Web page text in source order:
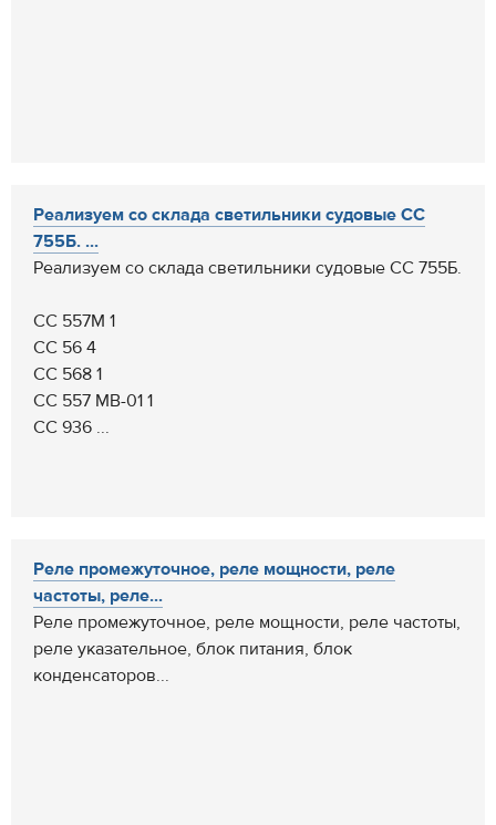
Реализуем со склада светильники судовые CC
755Б. ...
Реализуем со склада светильники судовые CC 755Б.
СС 557М 1
СС 56 4
СС 568 1
СС 557 МВ-01 1
СС 936 ...
Реле промежуточное, реле мощности, реле
частоты, реле...
Реле промежуточное, реле мощности, реле частоты,
реле указательное, блок питания, блок
конденсаторов...